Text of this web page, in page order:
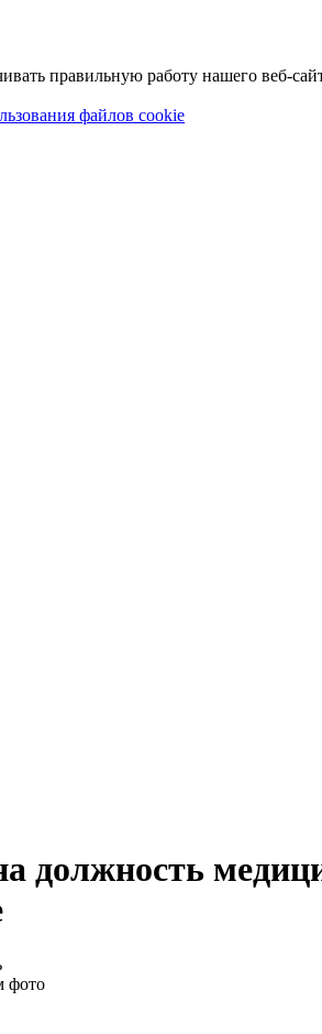
правильную работу нашего веб-
файлов cookie
должность
фото